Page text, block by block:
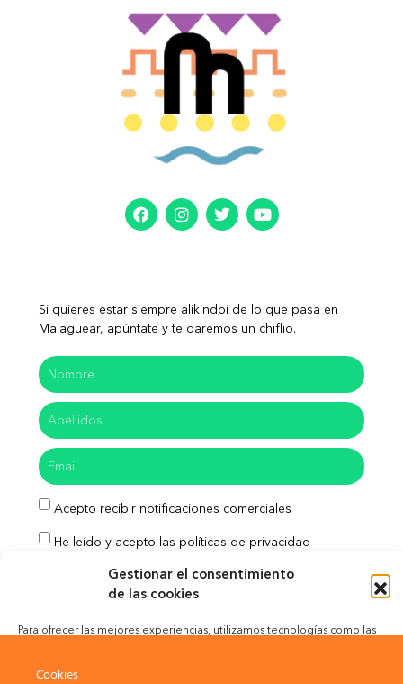
Gestionar el consentimiento
de las cookies
Para ofrecer las mejores experiencias, utilizamos tecnologías como las
el comportamiento de navegación o las identificaciones únicas en este
Si quieres estar siempre alikindoi de lo que pasa en
Malaguear, apúntate y te daremos un chiflio.
Acepto recibir notificaciones comerciales
He leído y acepto las políticas de privacidad
Cookies